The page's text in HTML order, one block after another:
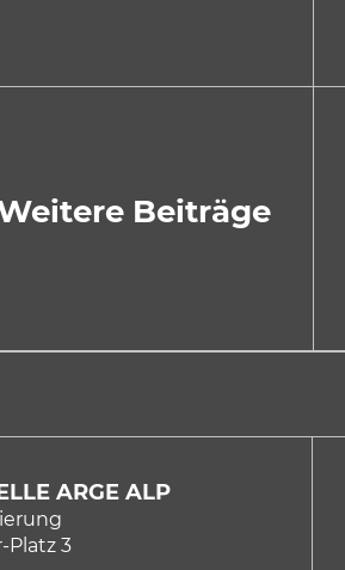
Beiträge
ARGE ALP
Platz 3